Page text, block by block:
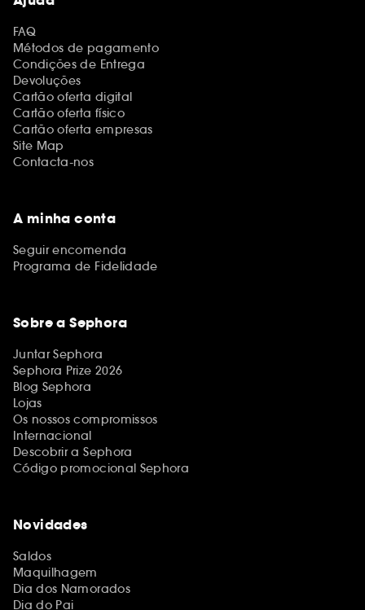
FAQ
Métodos de pagamento
Condições de Entrega
Devoluções
Cartão oferta digital
Cartão oferta físico
Cartão oferta empresas
Site Map
Contacta-nos
A minha conta
Seguir encomenda
Programa de Fidelidade
Sobre a Sephora
Juntar Sephora
Sephora Prize 2026
Blog Sephora
Lojas
Os nossos compromissos
Internacional
Descobrir a Sephora
Código promocional Sephora
Novidades
Saldos
Maquilhagem
Dia dos Namorados
Dia do Pai